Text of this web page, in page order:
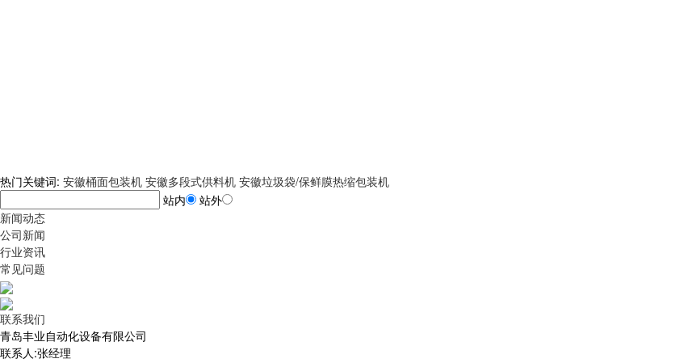
热门关键词: 安徽桶面包装机 安徽多段式供料机 安徽垃圾袋/保鲜膜热缩包装机
站内
站外
新闻动态
公司新闻
行业资讯
常见问题
联系我们
青岛丰业自动化设备有限公司
联系人:张经理